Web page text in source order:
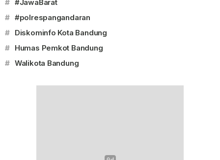
# #JawaBarat
# #polrespangandaran
# Diskominfo Kota Bandung
# Humas Pemkot Bandung
# Walikota Bandung